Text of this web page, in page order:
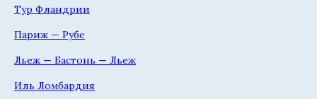
Тур Фландрии
Париж — Рубе
Льеж — Бастонь — Льеж
Иль Ломбардия